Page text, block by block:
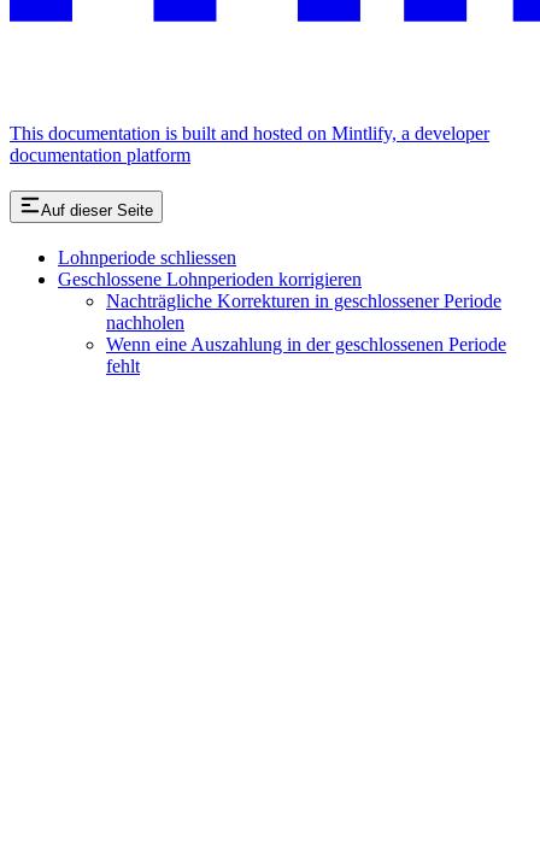
This documentation is built and hosted on Mintlify, a developer
documentation platform
Auf dieser Seite
Lohnperiode schliessen
Geschlossene Lohnperioden korrigieren
Nachträgliche Korrekturen in geschlossener Periode
nachholen
Wenn eine Auszahlung in der geschlossenen Periode
fehlt